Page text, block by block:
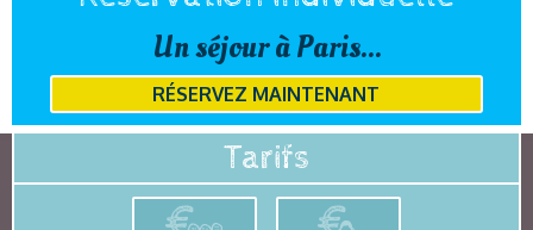
Un séjour à Paris...
RÉSERVEZ MAINTENANT
Tarifs